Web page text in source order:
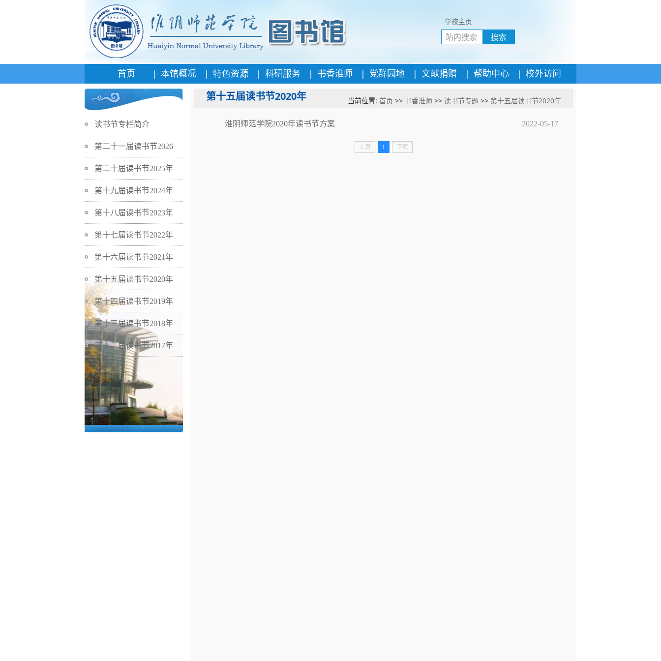
学校主页
搜索
首页 | 本馆概况 | 特色资源 | 科研服务 | 书香淮师 | 党群园地 | 文献捐赠 | 帮助中心 | 校外访问
读书节专栏简介
第二十一届读书节2026
第二十届读书节2025年
第十九届读书节2024年
第十八届读书节2023年
第十七届读书节2022年
第十六届读书节2021年
第十五届读书节2020年
第十四届读书节2019年
第十三届读书节2018年
第十二届读书节2017年
第十五届读书节2020年 当前位置: 首页 >> 书香淮师>> 读书节专题>> 第十五届读书节2020年
2022-05-17
淮阴师范学院2020年读书节方案
上页 1 下页